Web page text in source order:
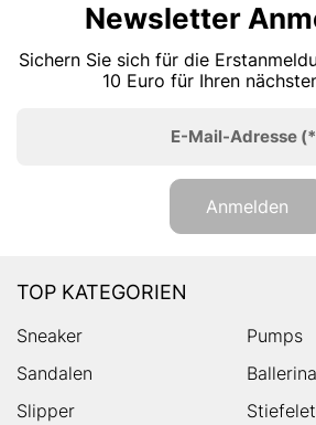
Newsletter
Sichern Sie sich für die
10 Euro für Ihren
E-Mail-Adresse
Anmelden
TOP KATEGORIEN
Sneaker
Pumps
Sandalen
Slipper